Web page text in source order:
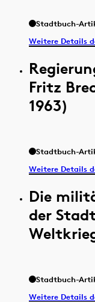
Stadtbuch-
Weitere Details
Fritz
1963)
Stadtbuch-
Weitere Details
Die
der
Stadtbuch-
Weitere Details